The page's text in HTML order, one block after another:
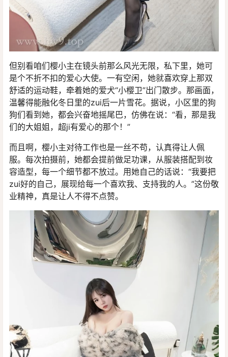
但别看咱们樱小主在镜头前那么风光无限，私下里，她可
是个不折不扣的爱心大使。一有空闲，她就喜欢穿上那双
舒适的运动鞋，牵着她的爱犬“小樱卫”出门散步。那画面，
温馨得能融化冬日里的zui后一片雪花。据说，小区里的狗
狗们看到她，都会兴奋地摇尾巴，仿佛在说：“看，那是我
们的大姐姐，超ji有爱心的那个！”
而且啊，樱小主对待工作也是一丝不苟，认真得让人佩
服。每次拍摄前，她都会提前做足功课，从服装搭配到妆
容造型，每一个细节都不放过。用她自己的话说：“我要把
zui好的自己，展现给每一个喜欢我、支持我的人。”这份敬
业精神，真是让人不得不点赞。